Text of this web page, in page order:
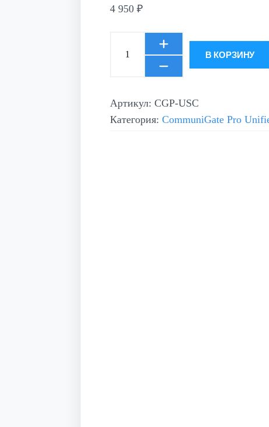
4 950₽
В КОРЗИНУ
Артикул:CGP-USC
Категория:CommuniGate Pro